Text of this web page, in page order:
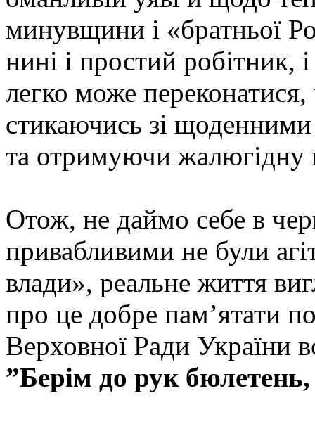
минувщини і «братньої
нині і простий робітник,
легко може переконатися,
стикаючись зі
та отримуючи жалюгідну
Отож, не даймо себе в
привабливими не були
влади», реальне життя
про це добре пам’ятати
Верховної Ради
ˮБерім до рук